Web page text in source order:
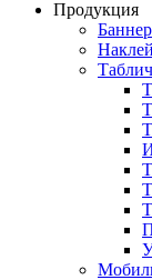
Продукция